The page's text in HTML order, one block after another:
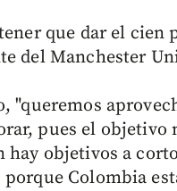
que dar el cien
del Manchester
"queremos
pues el objetivo
hay objetivos a
Colombia